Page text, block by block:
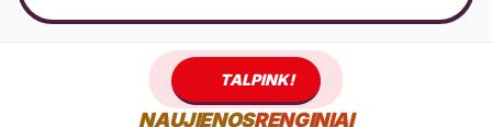
TALPINK!
NAUJIENOSRENGINIAI